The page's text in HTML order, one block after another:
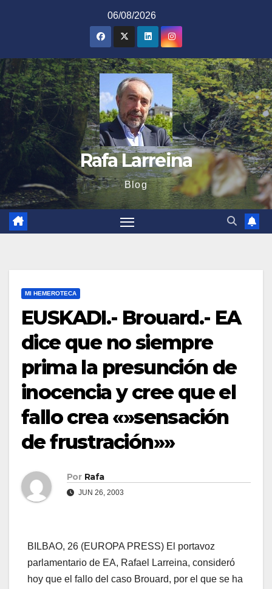
06/08/2026
Rafa Larreina
Blog
MI HEMEROTECA
EUSKADI.- Brouard.- EA
dice que no siempre
prima la presunción de
inocencia y cree que el
fallo crea «»sensación
de frustración»»
Por Rafa
JUN 26, 2003
BILBAO, 26 (EUROPA PRESS) El portavoz
parlamentario de EA, Rafael Larreina, consideró
hoy que el fallo del caso Brouard, por el que se ha